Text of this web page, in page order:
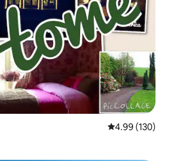
平均评分 4.99
4.99 (130)